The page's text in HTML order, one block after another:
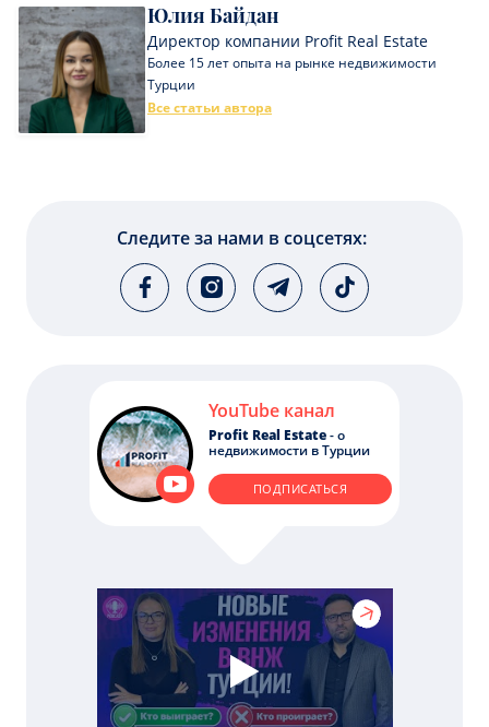
Юлия Байдан
Директор компании Profit Real Estate
Более 15 лет опыта на рынке недвижимости
Турции
Все статьи автора
Следите за нами в соцсетях:
YouTube канал
Profit Real Estate- о
недвижимости в Турции
ПОДПИСАТЬСЯ